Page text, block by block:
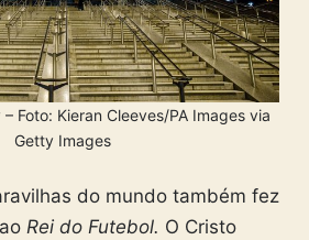
Foto: Kieran Cleeves/PA Images via
Getty Images
do mundo também fez
Rei do Futebol. O Cristo